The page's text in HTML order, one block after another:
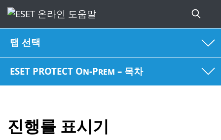
탭 선택
ESET PROTECT On-Prem – 목차
진행률 표시기